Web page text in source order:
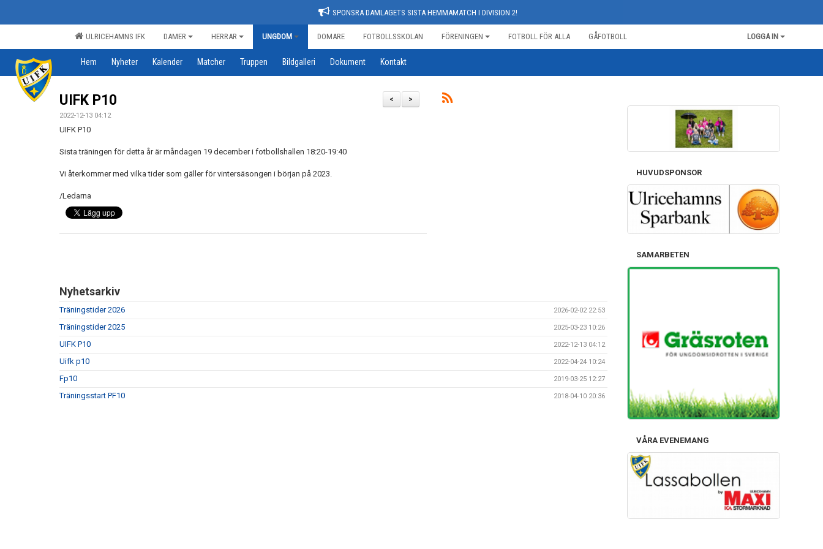
SPONSRA DAMLAGETS SISTA HEMMAMATCH I DIVISION 2!
ULRICEHAMNS IFK DAMER HERRAR UNGDOM DOMARE FOTBOLLSSKOLAN FÖRENINGEN FOTBOLL FÖR ALLA GÅFOTBOLL LOGGA IN
Hem Nyheter Kalender Matcher Truppen Bildgalleri Dokument Kontakt
>
<
UIFK P10
2022-12-13 04:12
UIFK P10
Sista träningen för detta år är måndagen 19 december i fotbollshallen 18:20-19:40
Vi återkommer med vilka tider som gäller för vintersäsongen i början på 2023.
/Ledarna
Nyhetsarkiv
Träningstider 2026 2026-02-02 22:53
Träningstider 2025 2025-03-23 10:26
UIFK P10 2022-12-13 04:12
Uifk p10 2022-04-24 10:24
Fp10 2019-03-25 12:27
Träningsstart PF10 2018-04-10 20:36
HUVUDSPONSOR
SAMARBETEN
VÅRA EVENEMANG